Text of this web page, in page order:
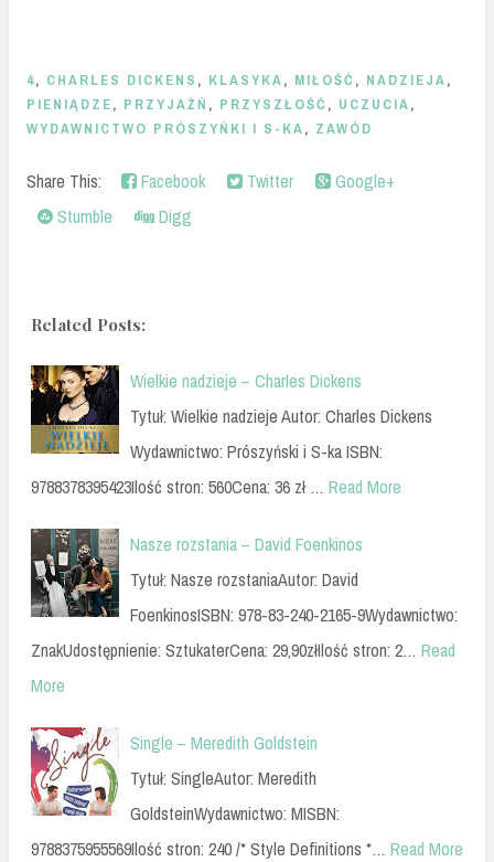
4, CHARLES DICKENS , KLASYKA, MIŁOŚĆ , NADZIEJA,
PIENIĄDZE, PRZYJAŹŃ , PRZYSZŁOŚĆ , UCZUCIA,
WYDAWNICTWO PRÓSZYŃKI I S-KA, ZAWÓD
Share This: Facebook Twitter
Google+
Stumble
Digg
Related Posts:
Wielkie nadzieje – Charles Dickens
Tytuł: Wielkie nadzieje Autor: Charles Dickens
Wydawnictwo: Prószyński i S-ka ISBN:
9788378395423Ilość stron: 560Cena: 36 zł … Read More
Nasze rozstania – David Foenkinos
Tytuł: Nasze rozstaniaAutor: David
FoenkinosISBN: 978-83-240-2165-9Wydawnictwo:
ZnakUdostępnienie: SztukaterCena: 29,90złIlość stron: 2… Read
More
Single – Meredith Goldstein
Tytuł: SingleAutor: Meredith
GoldsteinWydawnictwo: MISBN:
9788375955569Ilość stron: 240 /* Style Definitions *… Read More